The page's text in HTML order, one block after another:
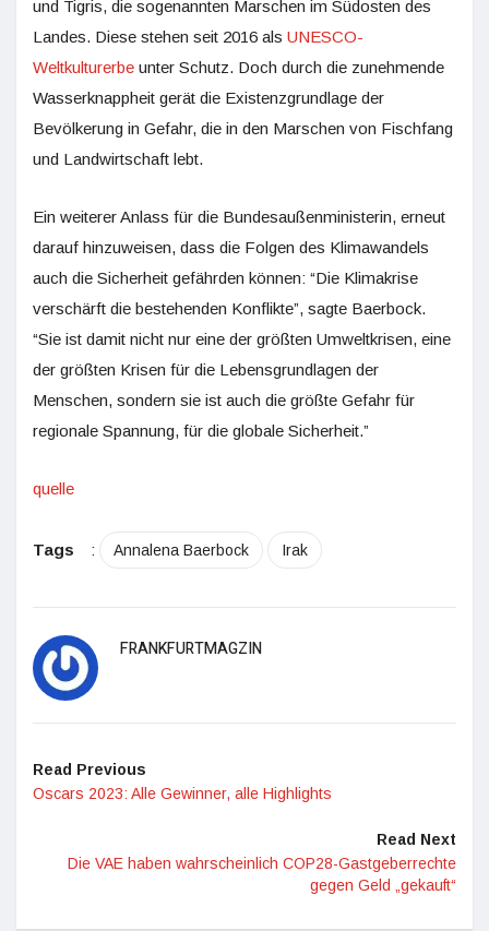
und Tigris, die sogenannten Marschen im Südosten des
Landes. Diese stehen seit 2016 als UNESCO-
Weltkulturerbe unter Schutz. Doch durch die zunehmende
Wasserknappheit gerät die Existenzgrundlage der
Bevölkerung in Gefahr, die in den Marschen von Fischfang
und Landwirtschaft lebt.
Ein weiterer Anlass für die Bundesaußenministerin, erneut
darauf hinzuweisen, dass die Folgen des Klimawandels
auch die Sicherheit gefährden können: “Die Klimakrise
verschärft die bestehenden Konflikte”, sagte Baerbock.
“Sie ist damit nicht nur eine der größten Umweltkrisen, eine
der größten Krisen für die Lebensgrundlagen der
Menschen, sondern sie ist auch die größte Gefahr für
regionale Spannung, für die globale Sicherheit.”
quelle
Tags : Annalena Baerbock Irak
FRANKFURTMAGZIN
Read Previous
Oscars 2023: Alle Gewinner, alle Highlights
Read Next
Die VAE haben wahrscheinlich COP28-Gastgeberrechte
gegen Geld „gekauft“